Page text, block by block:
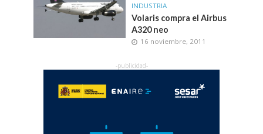
INDUSTRIA
Volaris compra el Airbus
A320 neo
16 noviembre, 2011